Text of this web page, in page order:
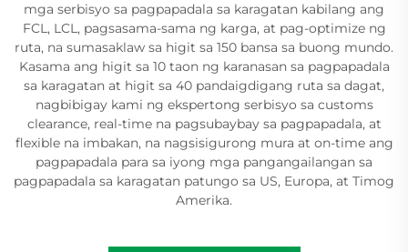
mga serbisyo sa pagpapadala sa karagatan kabilang ang
FCL, LCL, pagsasama-sama ng karga, at pag-optimize ng
ruta, na sumasaklaw sa higit sa 150 bansa sa buong mundo.
Kasama ang higit sa 10 taon ng karanasan sa pagpapadala
sa karagatan at higit sa 40 pandaigdigang ruta sa dagat,
nagbibigay kami ng ekspertong serbisyo sa customs
clearance, real-time na pagsubaybay sa pagpapadala, at
flexible na imbakan, na nagsisigurong mura at on-time ang
pagpapadala para sa iyong mga pangangailangan sa
pagpapadala sa karagatan patungo sa US, Europa, at Timog
Amerika.